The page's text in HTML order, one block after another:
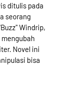
ditulis pada
seorang
Windrip,
Novel ini
bisa